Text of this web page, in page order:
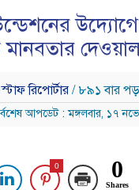
মানবতার
স্টাফ রিপোর্টার/ ৮৯১ বার
আপডেট : মঙ্গলবার, ১৭
0 0
Shares